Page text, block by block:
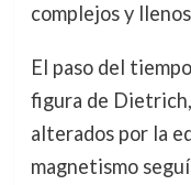
complejos y
El paso del
figura de
alterados por la
magnetismo